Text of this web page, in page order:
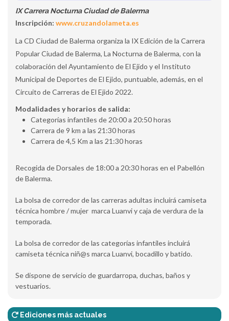
IX Carrera Nocturna Ciudad de Balerma
Inscripción: www.cruzandolameta.es
La CD Ciudad de Balerma organiza la IX Edición de la Carrera
Popular Ciudad de Balerma, La Nocturna de Balerma, con la
colaboración del Ayuntamiento de El Ejido y el Instituto
Municipal de Deportes de El Ejido, puntuable, además, en el
Circuito de Carreras de El Ejido 2022.
Modalidades y horarios de salida:
Categorías infantiles de 20:00 a 20:50 horas
Carrera de 9 km a las 21:30 horas
Carrera de 4,5 Km a las 21:30 horas
Recogida de Dorsales de 18:00 a 20:30 horas en el Pabellón
de Balerma.
La bolsa de corredor de las carreras adultas incluirá camiseta
técnica hombre / mujer marca Luanvi y caja de verdura de la
temporada.
La bolsa de corredor de las categorías infantiles incluirá
camiseta técnica niñ@s marca Luanvi, bocadillo y batido.
Se dispone de servicio de guardarropa, duchas, baños y
vestuarios.
Ediciones más actuales